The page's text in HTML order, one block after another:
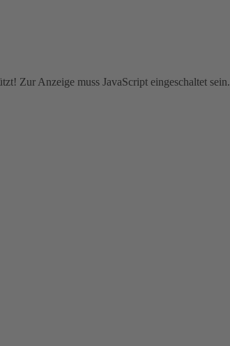
Zur Anzeige muss JavaScript eingeschaltet sein.